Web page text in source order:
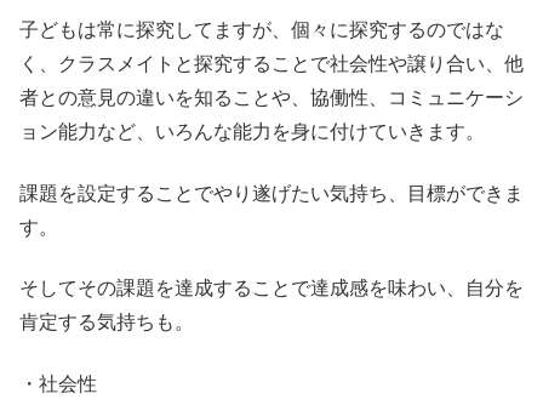
子どもは常に探究してますが、個々に探究するのではな
く、クラスメイトと探究することで社会性や譲り合い、他
者との意見の違いを知ることや、協働性、コミュニケーシ
ョン能力など、いろんな能力を身に付けていきます。
課題を設定することでやり遂げたい気持ち、目標ができま
す。
そしてその課題を達成することで達成感を味わい、自分を
肯定する気持ちも。
・社会性